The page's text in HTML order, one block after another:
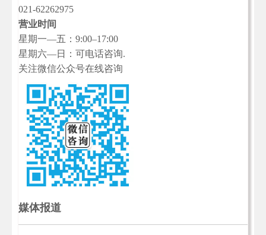
021-62262975
营业时间
星期一—五：9:00–17:00
星期六—日：可电话咨询.
关注微信公众号在线咨询
媒体报道